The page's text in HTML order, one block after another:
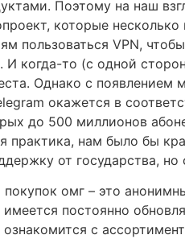
Поэтому на наш
которые
пользоваться VPN,
когда-то (с одной
Однако с
окажется в
до 500 миллионов
практика, нам было бы
от государства,
омг – это
имеется постоянно
с